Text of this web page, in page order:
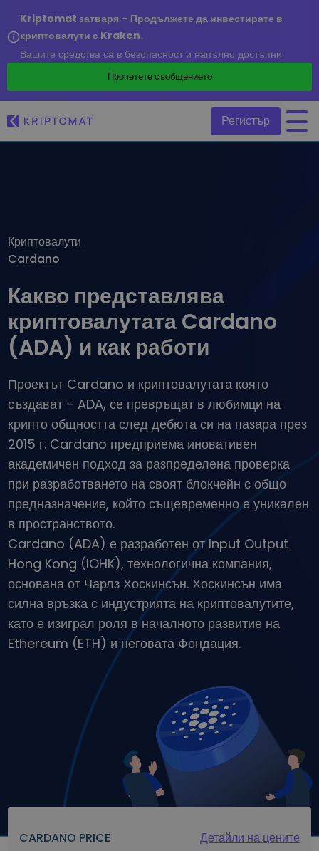
Kriptomat затваря – Продължете да инвестирате в
криптовалути с Kraken.
Вашите средства са в безопасност и напълно достъпни.
Прочетете съобщението
Намерете възможности за инвестиране
Наскоро добавени
Ако бях купил за 100 €…
...днес щеше да струва
Купуване и продаване на криптовалута
Купете 300+ криптовалути
Над 1 000 опции за двойки
Интелигентни портфолиа
Интелигентен начин за инвестиране в криптовалути
Сигурен и опростен портфейл за криптовалута
Инвестиционен изследовател
Намери своята крипто стратегия
KriptoEarn
Печелете награди с вашата криптовалута
Трезор
Спестете криптовалута за вашето бъдеще
Повтаряща се печалба
Редовно планирани инвестиции (DCA)
Сигнали за цените
Актуализации на цените на любимите ви токени в реално време
Разглеждане на активи
Открийте възможности за инвестиции
Анализ на портфолио
Интелигентни прозрения за оптималнo изпълнение
Регистър
/
Криптовалути
Cardano
Какво представлява
криптовалутата Cardano
(ADA) и как работи
Проектът Cardano и криптовалутата която
създават – ADA, се превръщат в любимци на
крипто общността след дебюта си на пазара през
2015 г. Cardano предприема иновативен
академичен подход за разпределена проверка
при разработването на своят блокчейн с общо
предназначение, който същевременно е уникален
в пространството.
Cardano (ADA) е разработен от Input Output
Hong Kong (IOHK), технологична компания,
основана от Чарлз Хоскинсън. Хоскинсън има
силна връзка с индустрията на криптовалутите,
като е изиграл роля в началното развитие на
Ethereum (ETH) и неговата Фондация.
CARDANO PRICE Детайли на цените